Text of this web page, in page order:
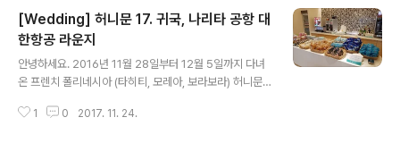
말에는 결혼식장으로 운영되서 식사는 평일 저녁에만 가능
하다고 합니다~) 자리는 2층 방에 마련이 되었습니다~ 회
사에서 결혼기념일에 꽃바구니와 케이크를 주는데, 더클래
스청담으로 보내 세팅을 부탁드렸어요~ 그런데 꽃바구니
가 2개네요~~ 더클래스청담에서도 하나 준비해주었습니
다. (이럴 줄 알았으면 회사에서 주는건 와이프 직장으로 보
[Wedding] 허니문 17. 귀국, 나리타 공항 대
한항공 라운지
안녕하세요. 2016년 11월 28일부터 12월 5일까지 다녀
온 프렌치 폴리네시아 (타히티, 모레아, 보라보라) 허니문
아가야하는 날이 되었습니다...ㅜㅜ 아침 7시 비행기라 새
1 0 2017. 11. 24.